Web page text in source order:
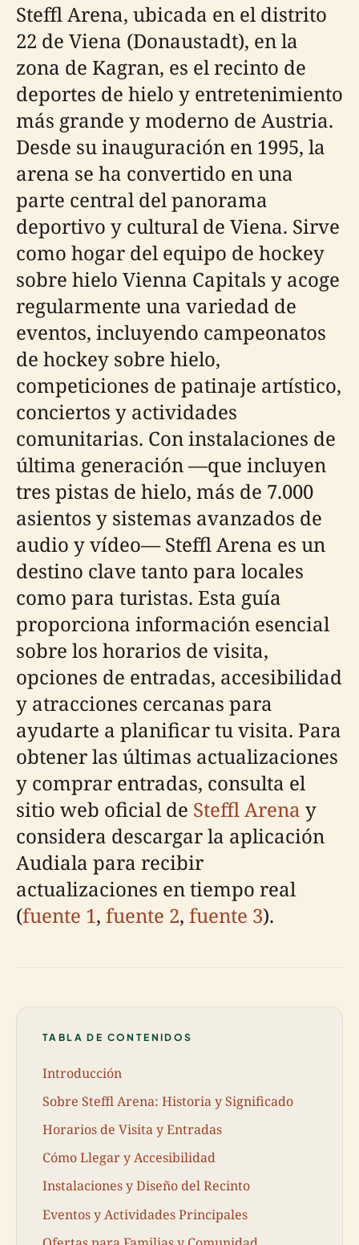
Steffl Arena, ubicada en el distrito
22 de Viena (Donaustadt), en la
zona de Kagran, es el recinto de
deportes de hielo y entretenimiento
más grande y moderno de Austria.
Desde su inauguración en 1995, la
arena se ha convertido en una
parte central del panorama
deportivo y cultural de Viena. Sirve
como hogar del equipo de hockey
sobre hielo Vienna Capitals y acoge
regularmente una variedad de
eventos, incluyendo campeonatos
de hockey sobre hielo,
competiciones de patinaje artístico,
conciertos y actividades
comunitarias. Con instalaciones de
última generación —que incluyen
tres pistas de hielo, más de 7.000
asientos y sistemas avanzados de
audio y vídeo— Steffl Arena es un
destino clave tanto para locales
como para turistas. Esta guía
proporciona información esencial
sobre los horarios de visita,
opciones de entradas, accesibilidad
y atracciones cercanas para
ayudarte a planificar tu visita. Para
obtener las últimas actualizaciones
y comprar entradas, consulta el
sitio web oficial de Steffl Arena y
considera descargar la aplicación
Audiala para recibir
actualizaciones en tiempo real
(fuente 1, fuente 2, fuente 3).
TABLA DE CONTENIDOS
Introducción
Sobre Steffl Arena: Historia y Significado
Horarios de Visita y Entradas
Cómo Llegar y Accesibilidad
Instalaciones y Diseño del Recinto
Eventos y Actividades Principales